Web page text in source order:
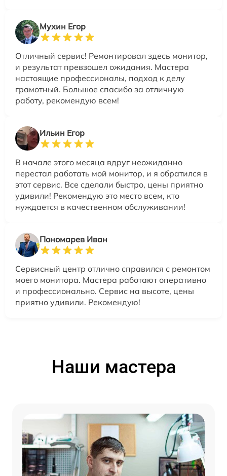
Мухин Егор
Отличный сервис! Ремонтировал здесь монитор,
и результат превзошел ожидания. Мастера
настоящие профессионалы, подход к делу
грамотный. Большое спасибо за отличную
работу, рекомендую всем!
Ильин Егор
В начале этого месяца вдруг неожиданно
перестал работать мой монитор, и я обратился в
этот сервис. Все сделали быстро, цены приятно
удивили! Рекомендую это место всем, кто
нуждается в качественном обслуживании!
Пономарев Иван
Сервисный центр отлично справился с ремонтом
моего монитора. Мастера работают оперативно
и профессионально. Сервис на высоте, цены
приятно удивили. Рекомендую!
Наши мастера